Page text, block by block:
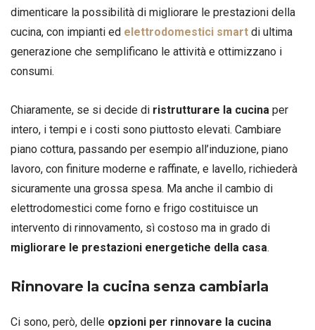
dimenticare la possibilità di migliorare le prestazioni della
cucina, con impianti ed elettrodomestici smart di ultima
generazione che semplificano le attività e ottimizzano i
consumi.
Chiaramente, se si decide di ristrutturare la cucina per
intero, i tempi e i costi sono piuttosto elevati. Cambiare
piano cottura, passando per esempio all’induzione, piano
lavoro, con finiture moderne e raffinate, e lavello, richiederà
sicuramente una grossa spesa. Ma anche il cambio di
elettrodomestici come forno e frigo costituisce un
intervento di rinnovamento, sì costoso ma in grado di
migliorare le prestazioni energetiche della casa.
Rinnovare la cucina senza cambiarla
Ci sono, però, delle opzioni per rinnovare la cucina